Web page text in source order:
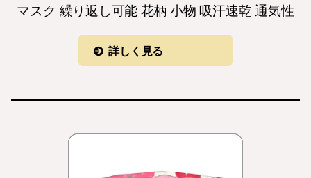
マスク 繰り返し可能 花柄 小物 吸汗速乾 通気性
詳しく見る